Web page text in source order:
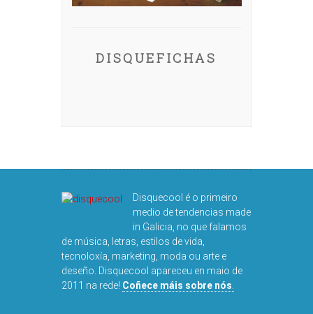
DISQUEFICHAS
Disquecool é o primeiro
medio de tendencias made
in Galicia, no que falamos
de música, letras, estilos de vida,
tecnoloxía, marketing, moda ou arte e
deseño. Disquecool apareceu en maio de
2011 na rede! Coñece máis sobre nós